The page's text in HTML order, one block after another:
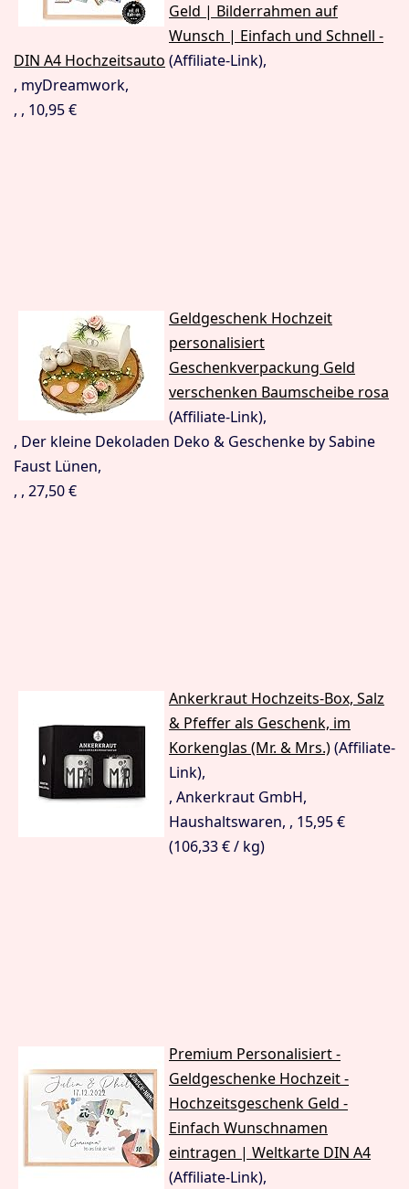
Geld | Bilderrahmen auf
Wunsch | Einfach und Schnell -
DIN A4 Hochzeitsauto (Affiliate-Link),
, myDreamwork,
, , 10,95 €
Geldgeschenk Hochzeit
personalisiert
Geschenkverpackung Geld
verschenken Baumscheibe rosa
(Affiliate-Link),
, Der kleine Dekoladen Deko & Geschenke by Sabine
Faust Lünen,
, , 27,50 €
Ankerkraut Hochzeits-Box, Salz
& Pfeffer als Geschenk, im
Korkenglas (Mr. & Mrs.)(Affiliate-
Link),
, Ankerkraut GmbH,
Haushaltswaren, , 15,95 €
(106,33 € / kg)
Premium Personalisiert -
Geldgeschenke Hochzeit -
Hochzeitsgeschenk Geld -
Einfach Wunschnamen
eintragen | Weltkarte DIN A4
(Affiliate-Link),